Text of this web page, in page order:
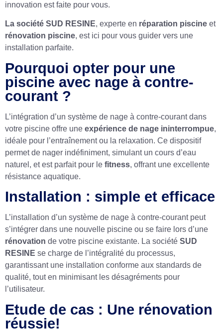
innovation est faite pour vous.
La société SUD RESINE, experte en réparation piscine et
rénovation piscine, est ici pour vous guider vers une
installation parfaite.
Pourquoi opter pour une
piscine avec nage à contre-
courant ?
L’intégration d’un système de nage à contre-courant dans
votre piscine offre une expérience de nage ininterrompue,
idéale pour l’entraînement ou la relaxation. Ce dispositif
permet de nager indéfiniment, simulant un cours d’eau
naturel, et est parfait pour le fitness, offrant une excellente
résistance aquatique.
Installation : simple et efficace
L’installation d’un système de nage à contre-courant peut
s’intégrer dans une nouvelle piscine ou se faire lors d’une
rénovation de votre piscine existante. La société SUD
RESINE se charge de l’intégralité du processus,
garantissant une installation conforme aux standards de
qualité, tout en minimisant les désagréments pour
l’utilisateur.
Etude de cas : Une rénovation
réussie!